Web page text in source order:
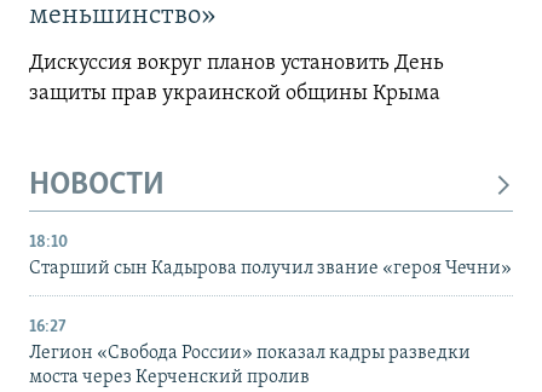
меньшинство»
Дискуссия вокруг планов установить День
защиты прав украинской общины Крыма
НОВОСТИ
18:10
Старший сын Кадырова получил звание «героя Чечни»
16:27
Легион «Свобода России» показал кадры разведки
моста через Керченский пролив